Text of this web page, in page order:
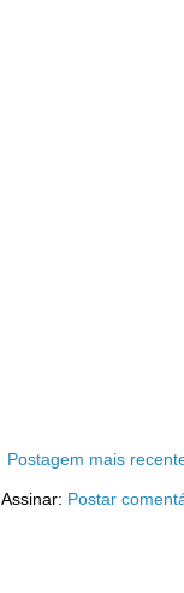
Postagem mais
Assinar: Postar